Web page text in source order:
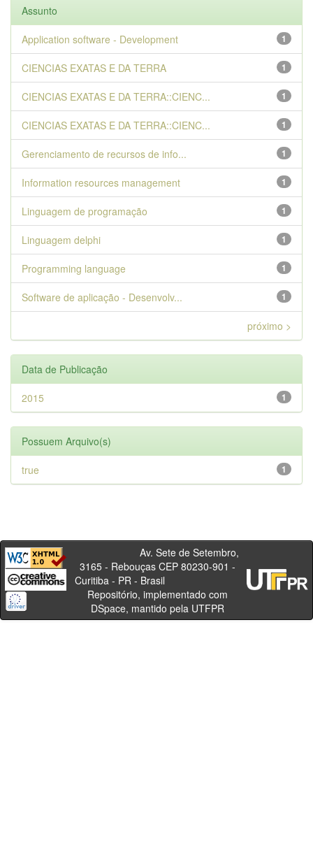
Assunto
1
Application software - Development
1
CIENCIAS EXATAS E DA TERRA
1
CIENCIAS EXATAS E DA TERRA::CIENC...
1
CIENCIAS EXATAS E DA TERRA::CIENC...
1
Gerenciamento de recursos de info...
1
Information resources management
1
Linguagem de programação
1
Linguagem delphi
1
Programming language
1
Software de aplicação - Desenvolv...
próximo >
Data de Publicação
1
2015
Possuem Arquivo(s)
1
true
Av. Sete de Setembro,
3165 - Rebouças CEP 80230-901 -
Curitiba - PR - Brasil
Repositório, implementado com
DSpace, mantido pela UTFPR